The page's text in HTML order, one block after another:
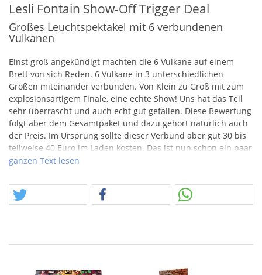
Lesli Fontain Show-Off Trigger Deal
Großes Leuchtspektakel mit 6 verbundenen
Vulkanen
Einst groß angekündigt machten die 6 Vulkane auf einem
Brett von sich Reden. 6 Vulkane in 3 unterschiedlichen
Größen miteinander verbunden. Von Klein zu Groß mit zum
explosionsartigem Finale, eine echte Show! Uns hat das Teil
sehr überrascht und auch echt gut gefallen. Diese Bewertung
folgt aber dem Gesamtpaket und dazu gehört natürlich auch
der Preis. Im Ursprung sollte dieser Verbund aber gut 30 bis
teilweise 40 Euro im Laden kosten. Das ist nun schon ein paar
Jahre her und regulär war uns das Teil zu unsicher. Heute im
geben es daher gerne an Euch weiter. Mit ca. 150 Sekunden
und ca. 250gr.
sind wir hier gut dabei. Schaut Euch den
ganzen Text lesen